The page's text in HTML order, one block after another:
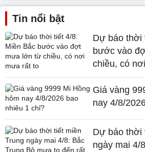
Tin nổi bật
Dự báo thời
bước vào
chiều, có
Giá vàng
nay 4/8/
Dự báo thời
ngày mai 4/